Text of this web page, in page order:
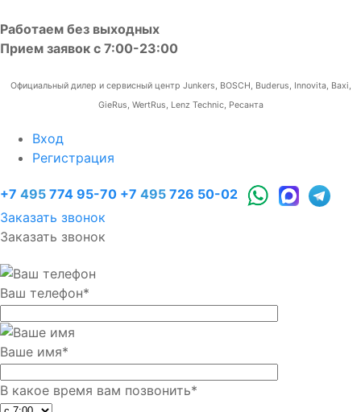
Работаем без выходных
Прием заявок с 7:00-23:00
Официальный дилер и сервисный центр Junkers, BOSCH, Buderus, Innovita, Baxi,
GieRus, WertRus, Lenz Technic, Ресанта
Вход
Регистрация
+7 495 774 95-70 +7 495 726 50-02
Заказать звонок
Заказать звонок
Ваш телефон*
Ваше имя*
В какое время вам позвонить*